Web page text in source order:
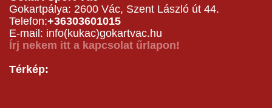
Gokartpálya: 2600 Vác, Szent László út 44.
Telefon:+36303601015
E-mail: info(kukac)gokartvac.hu
Írj nekem itt a kapcsolat űrlapon!
Térkép: